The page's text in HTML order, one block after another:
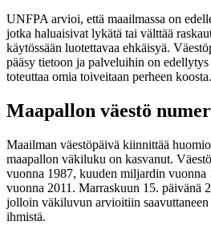
UNFPA arvioi, että maailmassa on
jotka haluaisivat lykätä tai välttää
käytössään luotettavaa ehkäisyä.
pääsy tietoon ja palveluihin on
toteuttaa omia toiveitaan perheen koosta.
Maapallon väestö
Maailman väestöpäivä kiinnittää
maapallon väkiluku on kasvanut.
vuonna 1987, kuuden miljardin vuonna
vuonna 2011. Marraskuun 15. päivänä
jolloin väkiluvun arvioitiin saavuttaneen
ihmistä.